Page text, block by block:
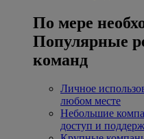
По мере
Популярные
команд
Личное
любом месте
Небольшие
доступ и